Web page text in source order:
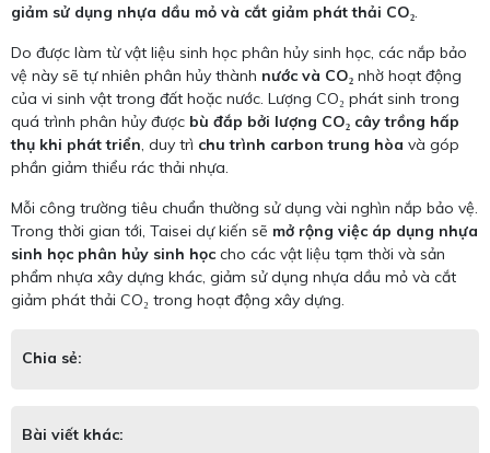
giảm sử dụng nhựa dầu mỏ và cắt giảm phát thải CO₂.
Do được làm từ vật liệu sinh học phân hủy sinh học, các nắp bảo
vệ này sẽ tự nhiên phân hủy thành nước và CO₂ nhờ hoạt động
của vi sinh vật trong đất hoặc nước. Lượng CO₂ phát sinh trong
quá trình phân hủy được bù đắp bởi lượng CO₂ cây trồng hấp
thụ khi phát triển, duy trì chu trình carbon trung hòa và góp
phần giảm thiểu rác thải nhựa.
Mỗi công trường tiêu chuẩn thường sử dụng vài nghìn nắp bảo vệ.
Trong thời gian tới, Taisei dự kiến sẽ mở rộng việc áp dụng nhựa
sinh học phân hủy sinh học cho các vật liệu tạm thời và sản
phẩm nhựa xây dựng khác, giảm sử dụng nhựa dầu mỏ và cắt
giảm phát thải CO₂ trong hoạt động xây dựng.
Chia sẻ:
Bài viết khác: